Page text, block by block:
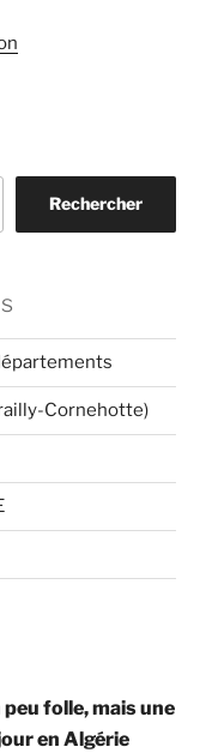
Rechercher
Cornehotte)
folle, mais une
en Algérie